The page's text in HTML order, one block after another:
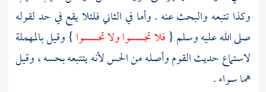
وكذا تتبعه والبحث عنه . وأما في الثاني فلئلا يقع في حد لقوله
صلى الله عليه وسلم {فلا تجسسوا ولا تحسسوا} وقيل بالمهملة
لاستماع حديث القوم وأصله من الحس لأنه يتتبعه بحسه ، وقيل
هما سواء .